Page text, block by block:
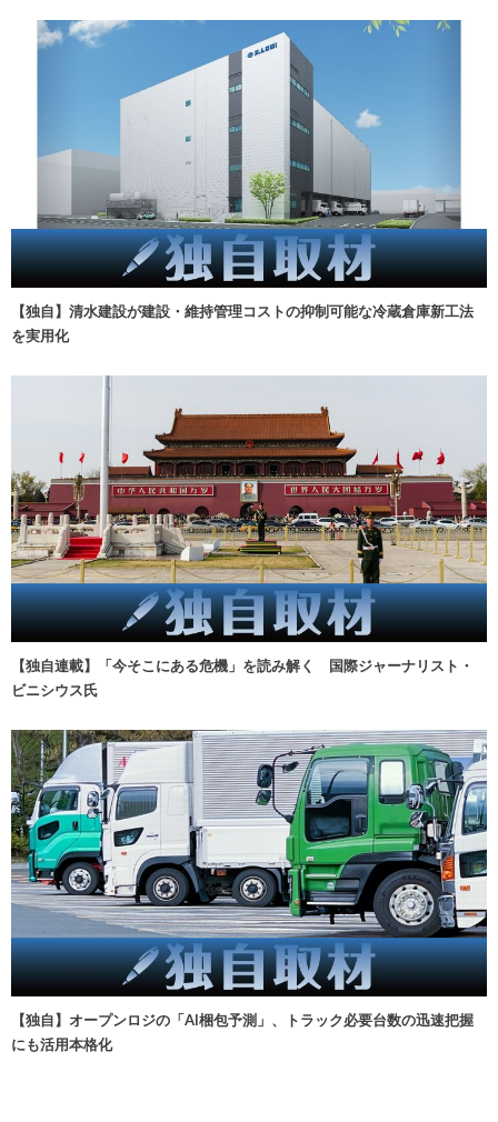
【独自】清水建設が建設・維持管理コストの抑制可能な冷蔵倉庫新工法
を実用化
【独自連載】「今そこにある危機」を読み解く 国際ジャーナリスト・
ビニシウス氏
【独自】オープンロジの「AI梱包予測」、トラック必要台数の迅速把握
にも活用本格化